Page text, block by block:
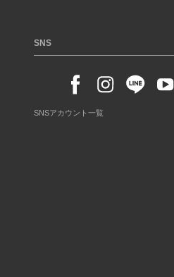
SNS
SNSアカウント一覧